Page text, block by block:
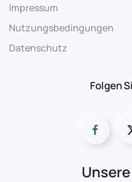
Impressum
Nutzungsbedingungen
Datenschutz
Folgen